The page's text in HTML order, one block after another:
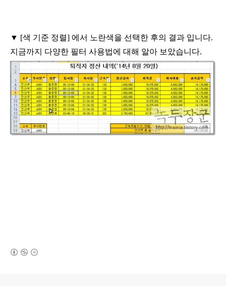
▼ [색 기준 정렬] 에서 노란색을 선택한 후의 결과 입니다.
지금까지 다양한 필터 사용법에 대해 알아 보았습니다.